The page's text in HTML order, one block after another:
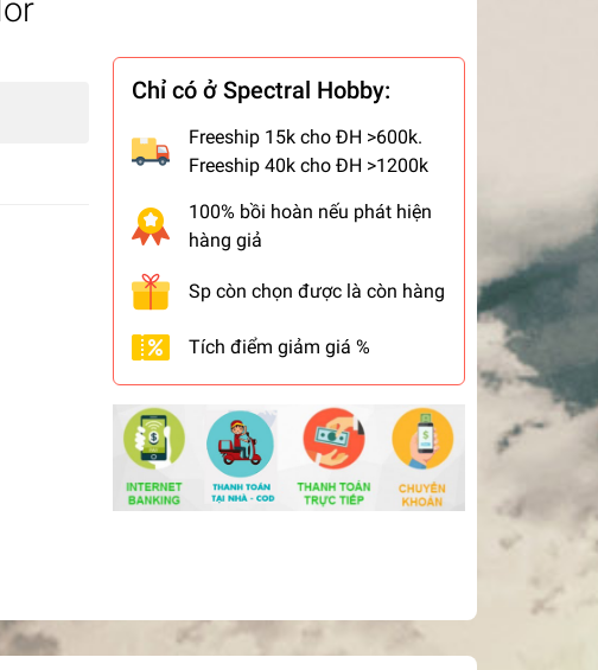
Chỉ có ở Spectral Hobby:
Freeship 15k cho ĐH >600k.
Freeship 40k cho ĐH >1200k
100% bồi hoàn nếu phát hiện
hàng giả
Sp còn chọn được là còn hàng
Tích điểm giảm giá %